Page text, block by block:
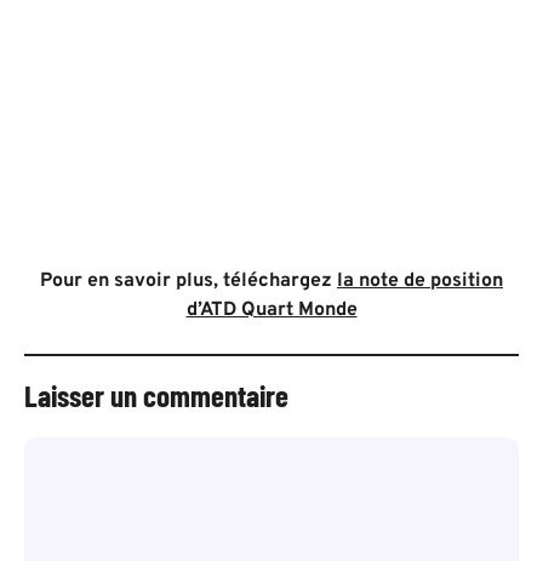
Pour en savoir plus, téléchargez la note de position
d’ATD Quart Monde
Laisser un commentaire